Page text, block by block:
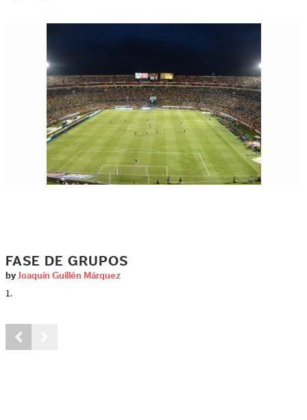
FASE DE GRUPOS
by Joaquín Guillén Márquez
1.